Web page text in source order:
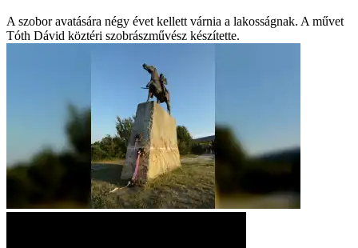
A szobor avatására négy évet kellett várnia a lakosságnak. A művet
Tóth Dávid köztéri szobrászművész készítette.